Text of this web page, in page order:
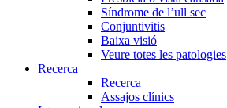
Síndrome de l’ull sec
Conjuntivitis
Baixa visió
Veure totes les patologies
Recerca
Recerca
Assajos clínics